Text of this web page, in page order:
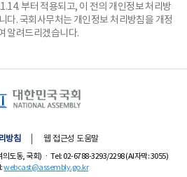
부터 적용되고, 이 전의 개인정보 처리방
다. 국회사무처는 개인정보 처리방침을 개정
알려드리겠습니다.
방침
웹 접근성 도움말
의도동, 국회)
Tel: 02-6788-3293/2298 (AI자막: 3055)
webcast@assembly.go.kr